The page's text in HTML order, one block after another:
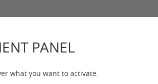
PANEL
what you want to activate.